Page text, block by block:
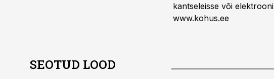
kantseleisse või
www.kohus.ee
SEOTUD LOOD